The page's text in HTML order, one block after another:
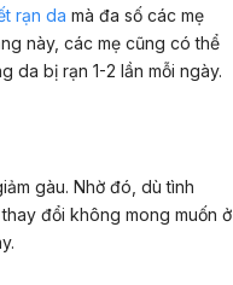
rạn da mà đa số các mẹ
này, các mẹ cũng có thể
da bị rạn 1-2 lần mỗi ngày.
gàu. Nhờ đó, dù tình
đổi không mong muốn ở